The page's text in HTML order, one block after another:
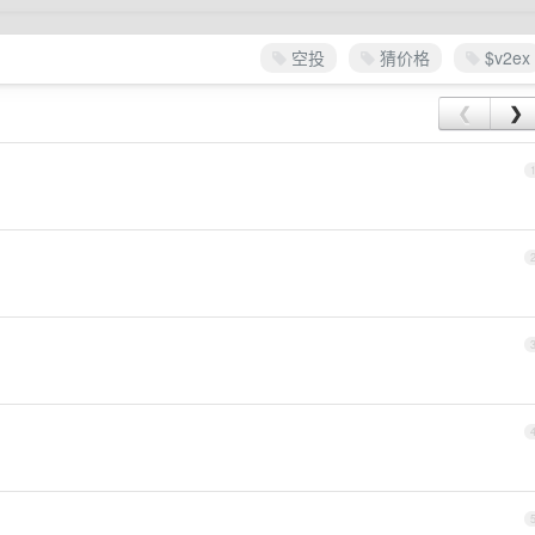
空投 猜价格 $v2ex
❮ ❯
1
2
3
4
5